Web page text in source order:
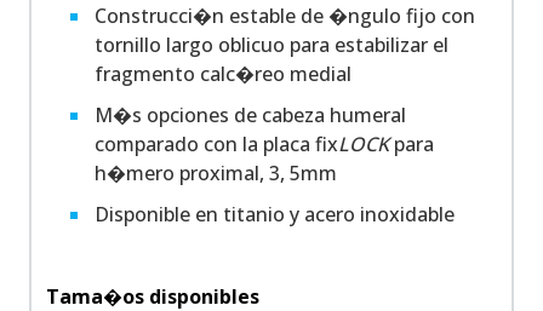
Construcci�n estable de �ngulo fijo con
tornillo largo oblicuo para estabilizar el
fragmento calc�reo medial
M�s opciones de cabeza humeral
comparado con la placa fixLOCKpara
h�mero proximal, 3, 5mm
Disponible en titanio y acero inoxidable
Tama�os disponibles